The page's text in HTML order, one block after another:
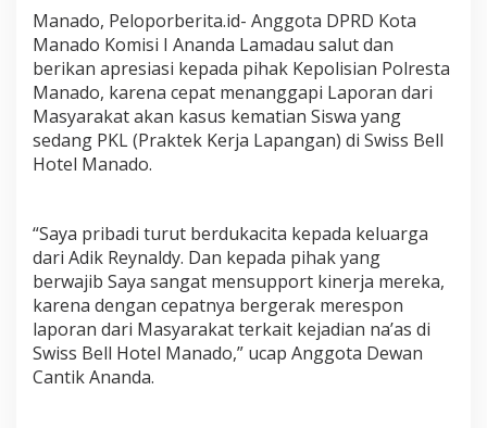
Bell
Hotel
Manado, Peloporberita.id- Anggota DPRD Kota
Manado Komisi I Ananda Lamadau salut dan
berikan apresiasi kepada pihak Kepolisian Polresta
Manado, karena cepat menanggapi Laporan dari
Masyarakat akan kasus kematian Siswa yang
sedang PKL (Praktek Kerja Lapangan) di Swiss Bell
Hotel Manado.
“Saya pribadi turut berdukacita kepada keluarga
dari Adik Reynaldy. Dan kepada pihak yang
berwajib Saya sangat mensupport kinerja mereka,
karena dengan cepatnya bergerak merespon
laporan dari Masyarakat terkait kejadian na’as di
Swiss Bell Hotel Manado,” ucap Anggota Dewan
Cantik Ananda.